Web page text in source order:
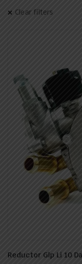
Clear filters
Reductor Glp Li 10